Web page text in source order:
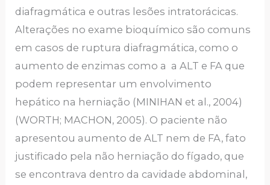
diafragmática e outras lesões intratorácicas.
Alterações no exame bioquímico são comuns
em casos de ruptura diafragmática, como o
aumento de enzimas como a a ALT e FA que
podem representar um envolvimento
hepático na herniação (MINIHAN et al., 2004)
(WORTH; MACHON, 2005). O paciente não
apresentou aumento de ALT nem de FA, fato
justificado pela não herniação do fígado, que
se encontrava dentro da cavidade abdominal,